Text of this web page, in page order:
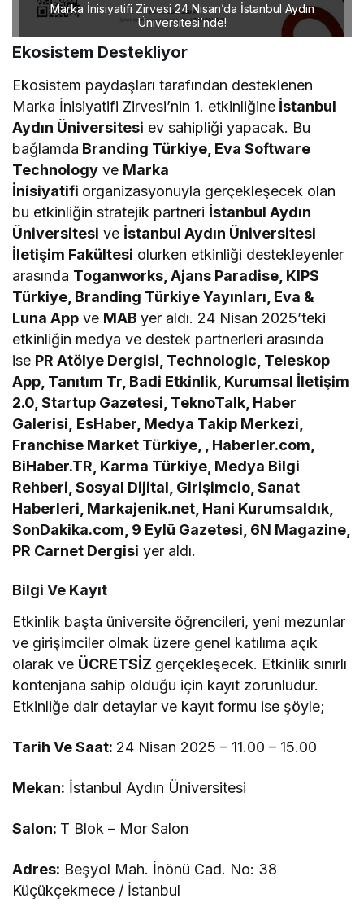
Marka İnisiyatifi Zirvesi 24 Nisan’da İstanbul Aydın
Üniversitesi’nde!
Marka İnisiyatifi Zirvesi 24 Nisan’da İstanbul Aydın
Üniversitesi’nde!
Ekosistem Destekliyor
Ekosistem paydaşları tarafından desteklenen
Marka İnisiyatifi Zirvesi’nin 1. etkinliğine İstanbul
Aydın Üniversitesi ev sahipliği yapacak. Bu
bağlamda Branding Türkiye, Eva Software
Technology ve Marka
İnisiyatifi organizasyonuyla gerçekleşecek olan
bu etkinliğin stratejik partneri İstanbul Aydın
Üniversitesi ve İstanbul Aydın Üniversitesi
İletişim Fakültesi olurken etkinliği destekleyenler
arasında Toganworks, Ajans Paradise, KIPS
Türkiye, Branding Türkiye Yayınları, Eva &
Luna App ve MAByer aldı. 24 Nisan 2025’teki
etkinliğin medya ve destek partnerleri arasında
ise PR Atölye Dergisi, Technologic, Teleskop
App, Tanıtım Tr, Badi Etkinlik, Kurumsal İletişim
2.0, Startup Gazetesi, TeknoTalk, Haber
Galerisi, EsHaber, Medya Takip Merkezi,
Franchise Market Türkiye, , Haberler.com,
BiHaber.TR, Karma Türkiye, Medya Bilgi
Rehberi, Sosyal Dijital, Girişimcio, Sanat
Haberleri, Markajenik.net, Hani Kurumsaldık,
SonDakika.com, 9 Eylü Gazetesi, 6N Magazine,
PR Carnet Dergisi yer aldı.
Bilgi Ve Kayıt
Etkinlik başta üniversite öğrencileri, yeni mezunlar
ve girişimciler olmak üzere genel katılıma açık
olarak ve ÜCRETSİZ gerçekleşecek. Etkinlik sınırlı
kontenjana sahip olduğu için kayıt zorunludur.
Etkinliğe dair detaylar ve kayıt formu ise şöyle;
Tarih Ve Saat: 24 Nisan 2025 – 11.00 – 15.00
Mekan: İstanbul Aydın Üniversitesi
Salon: T Blok – Mor Salon
Adres: Beşyol Mah. İnönü Cad. No: 38
Küçükçekmece / İstanbul